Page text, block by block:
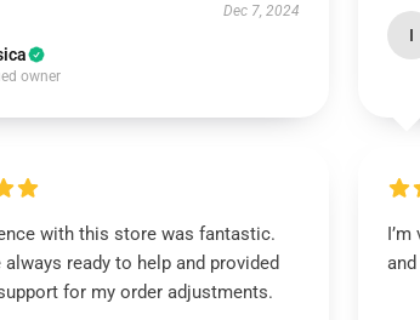
Dec 7, 2024
owner
I
with this store was fantastic.
always ready to help and provided
for my order adjustments.